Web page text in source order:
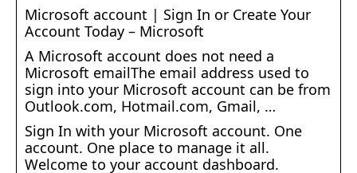
Microsoft account | Sign In or Create Your
Account Today – Microsoft
A Microsoft account does not need a
Microsoft emailThe email address used to
sign into your Microsoft account can be from
Outlook.com, Hotmail.com, Gmail, …
Sign In with your Microsoft account. One
account. One place to manage it all.
Welcome to your account dashboard.